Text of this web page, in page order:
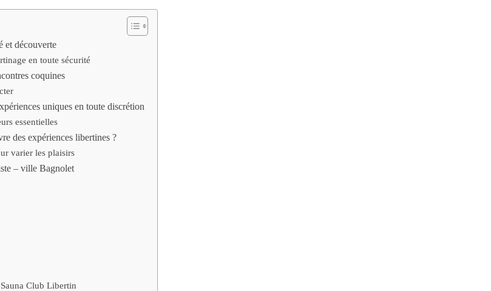
et découverte
en toute sécurité
coquines
uniques en toute discrétion
essentielles
des expériences libertines ?
varier les plaisirs
– ville Bagnolet
Club Libertin